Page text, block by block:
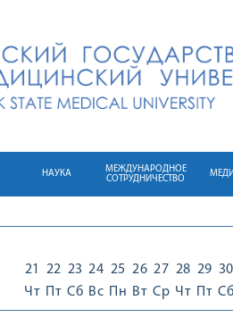
НАУКА
МЕЖДУНАРОДНОЕ
СОТРУДНИЧЕСТВО
21
Чт
22
Пт
23
Сб
24
Вс
25
Пн
26
Вт
27
Ср
28
Чт
29
Пт
30
Сб